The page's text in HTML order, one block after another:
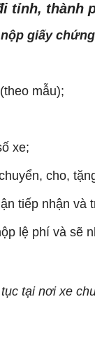
tỉnh, thành
giấy
mẫu);
xe;
cho,
tiếp nhận và
lệ phí và sẽ
tại nơi xe